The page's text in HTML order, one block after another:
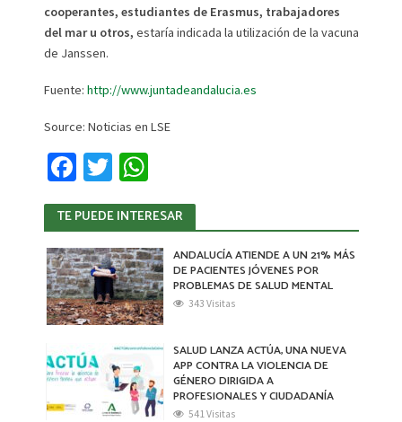
cooperantes, estudiantes de Erasmus, trabajadores
del mar u otros, estaría indicada la utilización de la vacuna
de Janssen.
Fuente: http://www.juntadeandalucia.es
Source: Noticias en LSE
Fa
ce
b
o
o
k
T
wi
tt
er
W
h
at
sA
p
p
TE PUEDE INTERESAR
ANDALUCÍA ATIENDE A UN 21% MÁS
DE PACIENTES JÓVENES POR
PROBLEMAS DE SALUD MENTAL
343 Visitas
SALUD LANZA ACTÚA, UNA NUEVA
APP CONTRA LA VIOLENCIA DE
GÉNERO DIRIGIDA A
PROFESIONALES Y CIUDADANÍA
541 Visitas